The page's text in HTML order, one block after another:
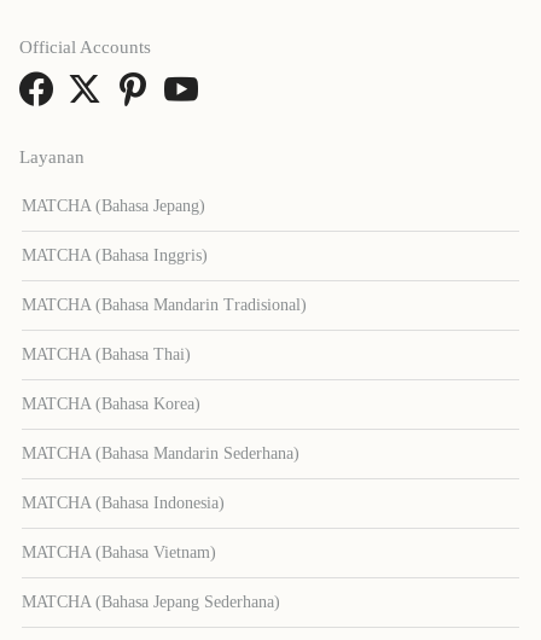
Layanan
MATCHA (Bahasa Jepang)
MATCHA (Bahasa Inggris)
MATCHA (Bahasa Mandarin Tradisional)
MATCHA (Bahasa Thai)
MATCHA (Bahasa Korea)
MATCHA (Bahasa Mandarin Sederhana)
MATCHA (Bahasa Indonesia)
MATCHA (Bahasa Vietnam)
MATCHA (Bahasa Jepang Sederhana)
Official Accounts